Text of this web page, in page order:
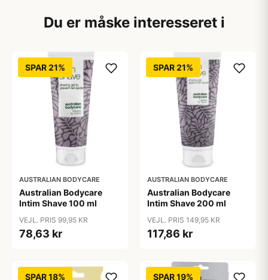
Du er måske interesseret i
SPAR 21%
AUSTRALIAN BODYCARE
Australian Bodycare
Intim Shave 100 ml
VEJL. PRIS 99,95 KR
78,63 kr
SPAR 21%
AUSTRALIAN BODYCARE
Australian Bodycare
Intim Shave 200 ml
VEJL. PRIS 149,95 KR
117,86 kr
SPAR 18% SPAR 19%